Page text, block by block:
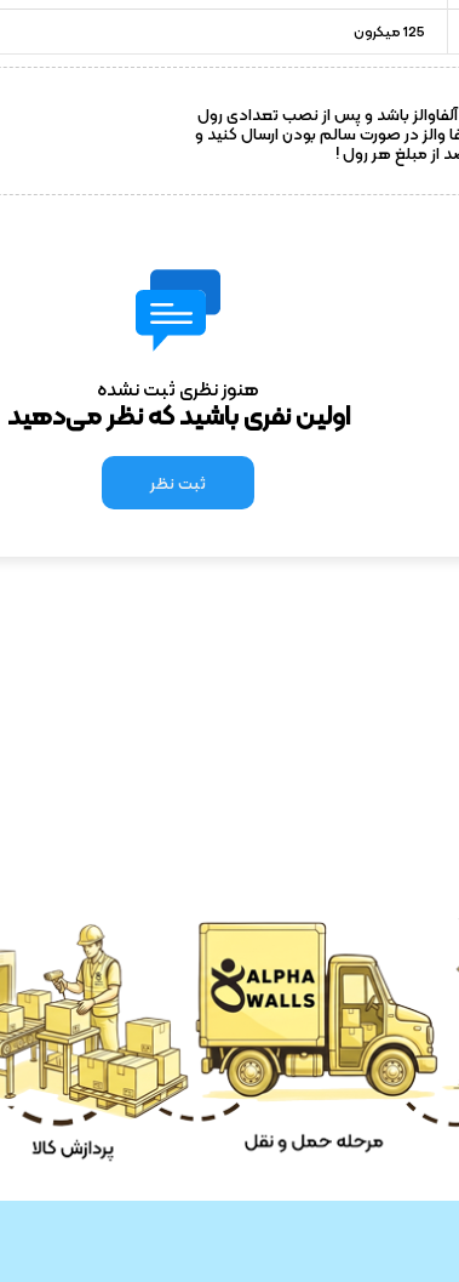
125 میکرون
باشد و پس از نصب تعدادی رول
والز در صورت سالم بودن ارسال کنید و
هنوز نظری ثبت نشده
اولین نفری باشید که نظر می‌دهید
ثبت نظر